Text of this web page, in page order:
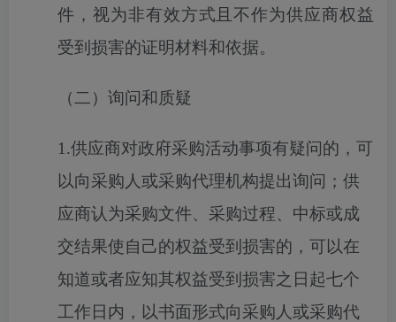
件，视为非有效方式且不作为供应商权益
受到损害的证明材料和依据。
（二）询问和质疑
1.供应商对政府采购活动事项有疑问的，可
以向采购人或采购代理机构提出询问；供
应商认为采购文件、采购过程、中标或成
交结果使自己的权益受到损害的，可以在
知道或者应知其权益受到损害之日起七个
工作日内，以书面形式向采购人或采购代